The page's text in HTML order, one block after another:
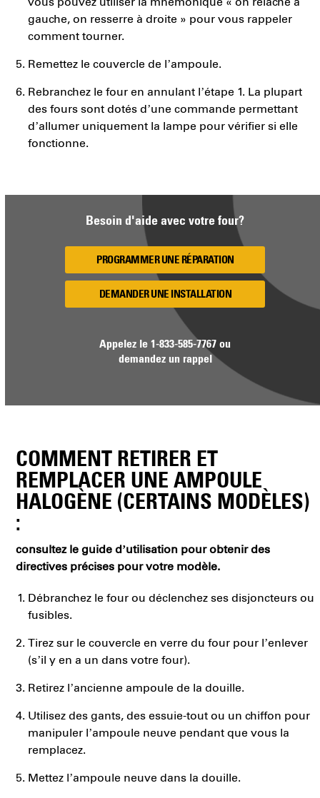
gauche, on resserre à droite » pour vous rappeler
comment tourner.
Remettez le couvercle de l’ampoule.
Rebranchez le four en annulant l’étape 1. La plupart
des fours sont dotés d’une commande permettant
d’allumer uniquement la lampe pour vérifier si elle
fonctionne.
Besoin d'aide avec votre four?
PROGRAMMER UNE RÉPARATION
DEMANDER UNE INSTALLATION
Appelez le1-833-585-7767 ou
demandez un rappel
COMMENT RETIRER ET
REMPLACER UNE AMPOULE
HALOGÈNE (CERTAINS MODÈLES)
:
consultez le guide d’utilisation pour obtenir des
directives précises pour votre modèle.
Débranchez le four ou déclenchez ses disjoncteurs ou
fusibles.
Tirez sur le couvercle en verre du four pour l’enlever
(s’il y en a un dans votre four).
Retirez l’ancienne ampoule de la douille.
Utilisez des gants, des essuie-tout ou un chiffon pour
manipuler l’ampoule neuve pendant que vous la
remplacez.
Mettez l’ampoule neuve dans la douille.